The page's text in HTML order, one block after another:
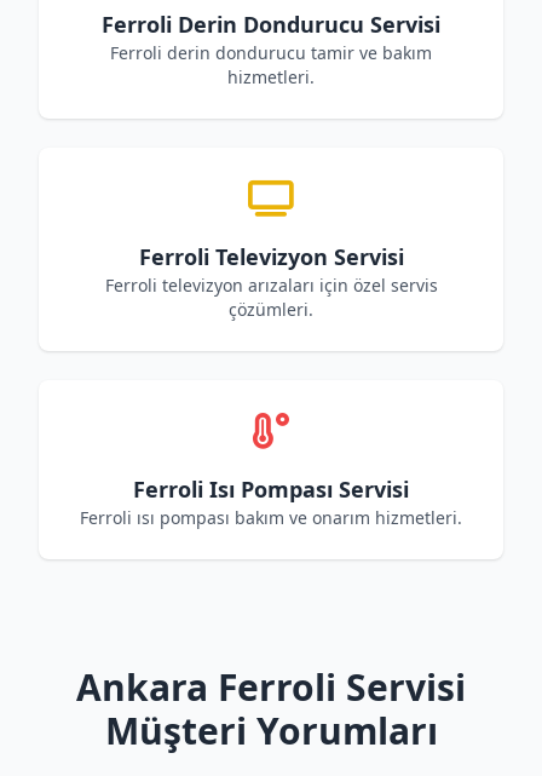
Ferroli Derin Dondurucu Servisi
Ferroli derin dondurucu tamir ve bakım
hizmetleri.
Ferroli Televizyon Servisi
Ferroli televizyon arızaları için özel servis
çözümleri.
Ferroli Isı Pompası Servisi
Ferroli ısı pompası bakım ve onarım hizmetleri.
Ankara Ferroli Servisi
Müşteri Yorumları